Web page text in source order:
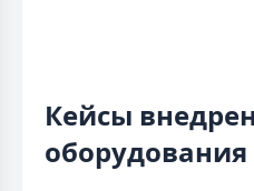
Кейсы
оборудования